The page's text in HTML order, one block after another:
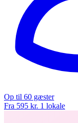
Op til 60 gæster
Fra 595 kr. 1 lokale